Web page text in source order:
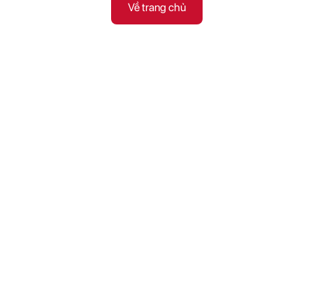
Về trang chủ